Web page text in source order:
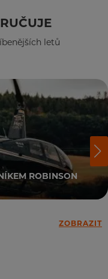
letů
ROBINSON
ZOBRAZIT